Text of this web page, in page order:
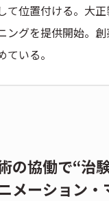
位置付ける。大
ングを提供開始。
いる。
協働で“治
メーション